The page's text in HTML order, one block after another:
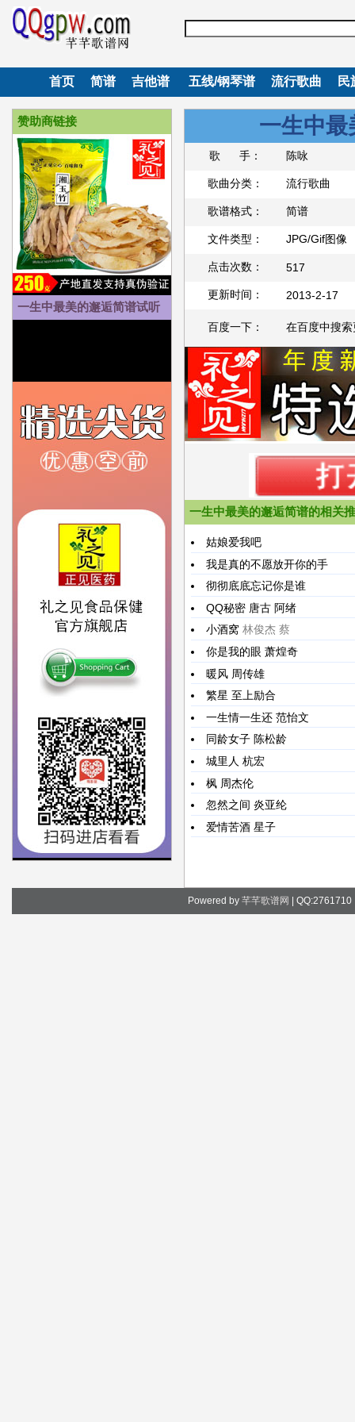
首页 简谱 吉他谱 五线/钢琴谱 流行歌曲 民
赞助商链接
一生中最美的邂逅简谱试听
一生中最
歌 手： 陈咏
歌曲分类： 流行歌曲
歌谱格式： 简谱
文件类型： JPG/Gif图像
点击次数： 517
更新时间： 2013-2-17
百度一下： 在百度中搜
一生中最美的邂逅简谱的相关
姑娘爱我吧
我是真的不愿放开你的手
彻彻底底忘记你是谁
QQ秘密 唐古 阿绪
小酒窝 林俊杰 蔡
你是我的眼 萧煌奇
暖风 周传雄
繁星 至上励合
一生情一生还 范怡文
同龄女子 陈松龄
城里人 杭宏
枫 周杰伦
忽然之间 炎亚纶
爱情苦酒 星子
Powered by 芊芊歌谱网 |